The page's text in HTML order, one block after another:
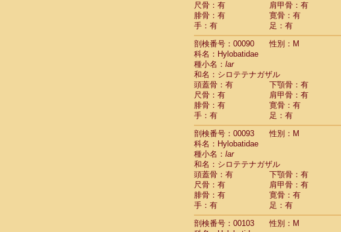
尺骨：有
肩甲骨：有
腓骨：有
寛骨：有
手：有
足：有
剖検番号：00090
性別：M
科名：Hylobatidae
種小名： lar
和名：シロテテナガザル
頭蓋骨：有
下顎骨：有
尺骨：有
肩甲骨：有
腓骨：有
寛骨：有
手：有
足：有
剖検番号：00093
性別：M
科名：Hylobatidae
種小名： lar
和名：シロテテナガザル
頭蓋骨：有
下顎骨：有
尺骨：有
肩甲骨：有
腓骨：有
寛骨：有
手：有
足：有
剖検番号：00103
性別：M